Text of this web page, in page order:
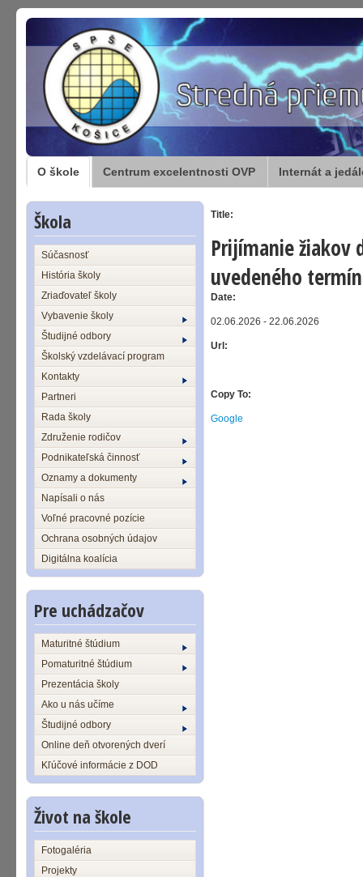
O škole Centrum excelentnosti OVP Internát a
Škola
Súčasnosť
História školy
Zriaďovateľ školy
Vybavenie školy
Študijné odbory
Školský vzdelávací program
Kontakty
Partneri
Rada školy
Združenie rodičov
Podnikateľská činnosť
Oznamy a dokumenty
Napísali o nás
Voľné pracovné pozície
Ochrana osobných údajov
Digitálna koalícia
Pre uchádzačov
Maturitné štúdium
Pomaturitné štúdium
Prezentácia školy
Ako u nás učíme
Študijné odbory
Online deň otvorených dverí
Kľúčové informácie z DOD
Život na škole
Fotogaléria
Projekty
Title:
Prijímanie žiakov
uvedeného
Date:
02.06.2026 - 22.06.2026
Url:
Copy To:
Google